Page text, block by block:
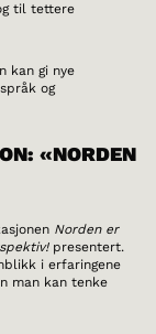
til tettere
kan gi nye
og
«NORDEN
Norden er
presentert.
i erfaringene
man kan tenke